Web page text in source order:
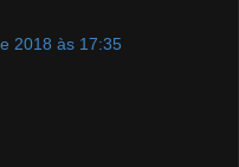
2018 às 17:35